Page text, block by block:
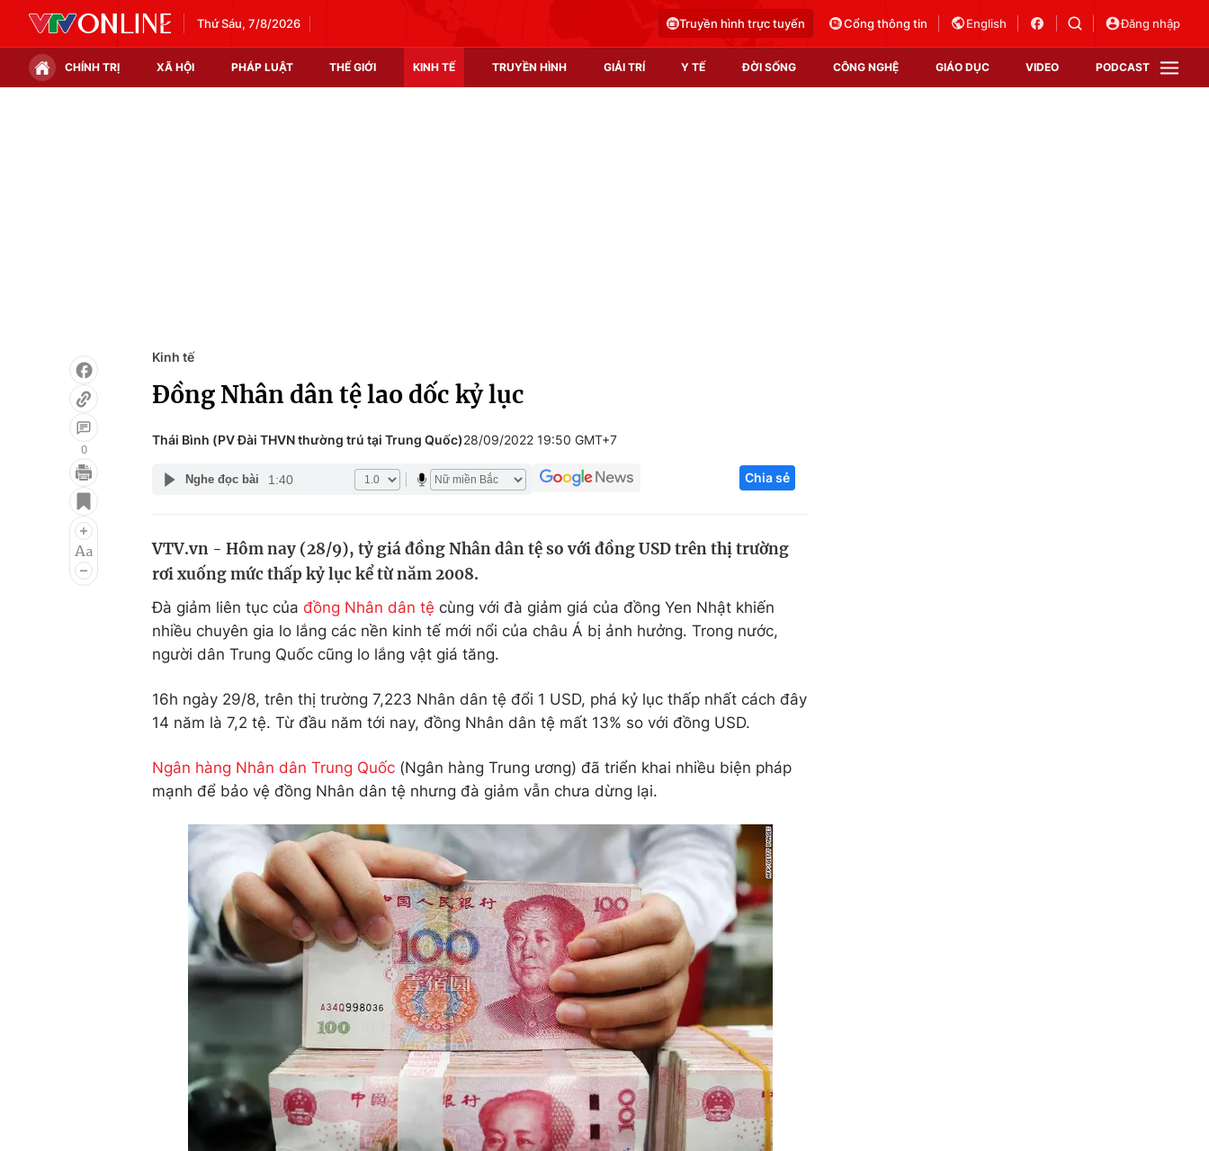
Thứ Sáu, 7/8/2026 Truyền hình trực tuyến Cổng thông tin English Đăng nhập
CHÍNH TRỊ XÃ HỘI PHÁP LUẬT THẾ GIỚI KINH TẾ TRUYỀN HÌNH GIẢI TRÍ Y TẾ ĐỜI SỐNG CÔNG NGHỆ GIÁO DỤC VIDEO PODCAST
Điện ảnh
Âm nhạc
Làm đẹp
Giáo dục
Học trực tuyến
Công nghệ
Sản phẩm
Tư vấn
0
Kinh tế
Đồng Nhân dân tệ lao dốc kỷ lục
Thái Bình (PV Đài THVN thường trú tại Trung Quốc)28/09/2022 19:50 GMT+7
Nghe đọc bài 1:40 Chia sẻ
VTV.vn - Hôm nay (28/9), tỷ giá đồng Nhân dân tệ so với đồng USD trên thị trường
rơi xuống mức thấp kỷ lục kể từ năm 2008.
Đà giảm liên tục của đồng Nhân dân tệ cùng với đà giảm giá của đồng Yen Nhật khiến
nhiều chuyên gia lo lắng các nền kinh tế mới nổi của châu Á bị ảnh hưởng. Trong nước,
người dân Trung Quốc cũng lo lắng vật giá tăng.
16h ngày 29/8, trên thị trường 7,223 Nhân dân tệ đổi 1 USD, phá kỷ lục thấp nhất cách đây
14 năm là 7,2 tệ. Từ đầu năm tới nay, đồng Nhân dân tệ mất 13% so với đồng USD.
Ngân hàng Nhân dân Trung Quốc (Ngân hàng Trung ương) đã triển khai nhiều biện pháp
mạnh để bảo vệ đồng Nhân dân tệ nhưng đà giảm vẫn chưa dừng lại.